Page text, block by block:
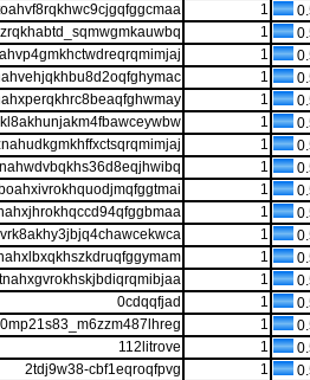
1
1
1
1
1
1
1
1
1
1
1
1
1
0cdqqfjad
1
0mp21s83_m6zzm487lhreg
1
112litrove
1
2tdj9w38-cbf1eqroqfpvg
1